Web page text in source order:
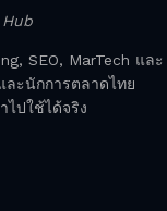
SEO, MarTech และ
ละนักการตลาดไทย
ปใช้ได้จริง